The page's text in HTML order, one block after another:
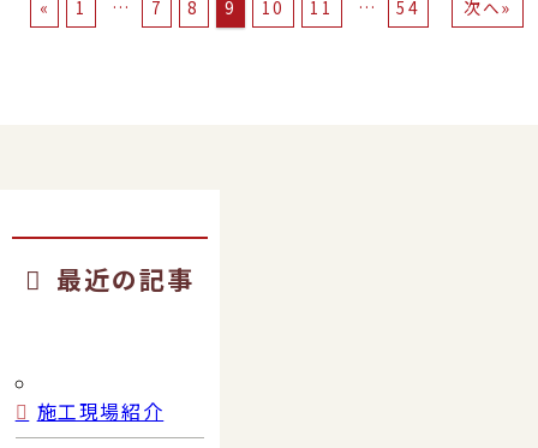
稿
«
前1 … 7 8 9 10 11 … 54 »
最近の記事
施工現場紹介